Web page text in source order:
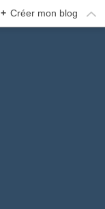
+ Créer mon blog